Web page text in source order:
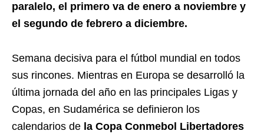
paralelo, el primero va de enero a noviembre y
el segundo de febrero a diciembre.
Semana decisiva para el fútbol mundial en todos
sus rincones. Mientras en Europa se desarrolló la
última jornada del año en las principales Ligas y
Copas, en Sudamérica se definieron los
calendarios de la Copa Conmebol Libertadores